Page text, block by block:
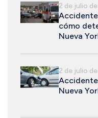
2 de julio
cómo
Nueva
2 de julio
Nueva